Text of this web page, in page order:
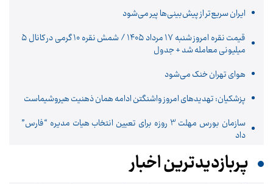
ایران سریع‌تر از پیش‌بینی‌ها پیر می‌شود
قیمت نقره امروز شنبه ۱۷ مرداد ۱۴۰۵ / شمش نقره ۱۰ گرمی در کانال ۵
میلیونی معامله شد + جدول
هوای تهران خنک می‌شود
پزشکیان: تهدیدهای امروز واشنگتن ادامه همان ذهنیت هیروشیماست
سازمان بورس مهلت 3 روزه برای تعیین انتخاب هیات مدیره “فارس”
داد
پربازدیدترین اخبار